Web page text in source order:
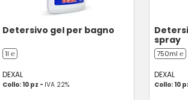
Detersivo gel per bagno
1l ℮
DEXAL
Collo: 10 pz - IVA 22%
spray
750ml ℮
DEXAL
Collo: 10